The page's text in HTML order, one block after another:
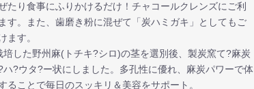
たり食事にふりかけるだけ！チャコールクレンズにご利
す。また、歯磨き粉に混ぜて「炭ハミガキ」としてもご
ます。
培した野州麻(トチキ?シロ)の茎を選別後、製炭窯て?麻炭
ハ?ウタ?ー状にしました。多孔性に優れ、麻炭パワーで体
ることで毎日のスッキリ＆美容をサポート。